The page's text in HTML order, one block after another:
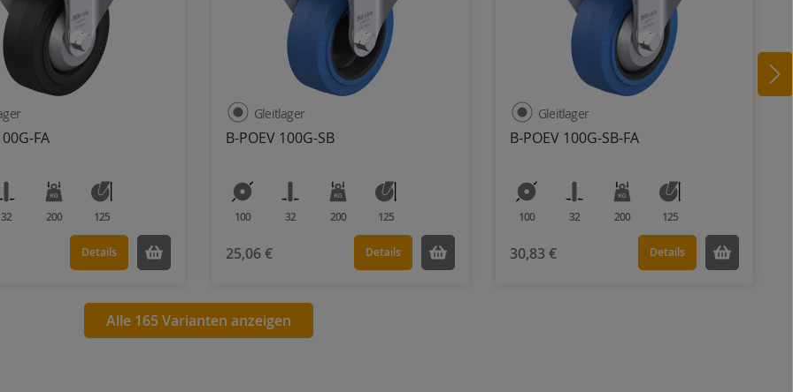
FA
32 200 125
Details
B-POEV 100G-SB
Gleitlager
100 32 200 125
25,06 € Details
B-POEV 100G-SB-FA
Gleitlager
100 32 200 125
30,83 € Details
Alle 165 Varianten anzeigen